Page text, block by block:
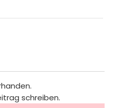
schreiben.